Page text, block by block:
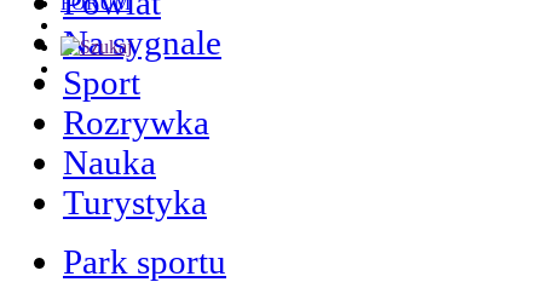
Na sygnale
Sport
Rozrywka
Nauka
Turystyka
Park sportu